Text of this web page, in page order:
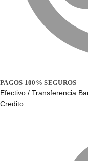
PAGOS 100% SEGUROS
Efectivo / Transferencia
Credito